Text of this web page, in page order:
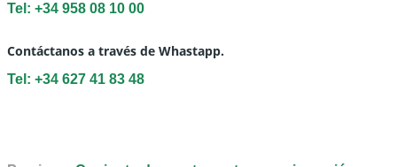
Tel: +34 958 08 10 00
Contáctanos a través de Whastapp.
Tel: +34 627 41 83 48